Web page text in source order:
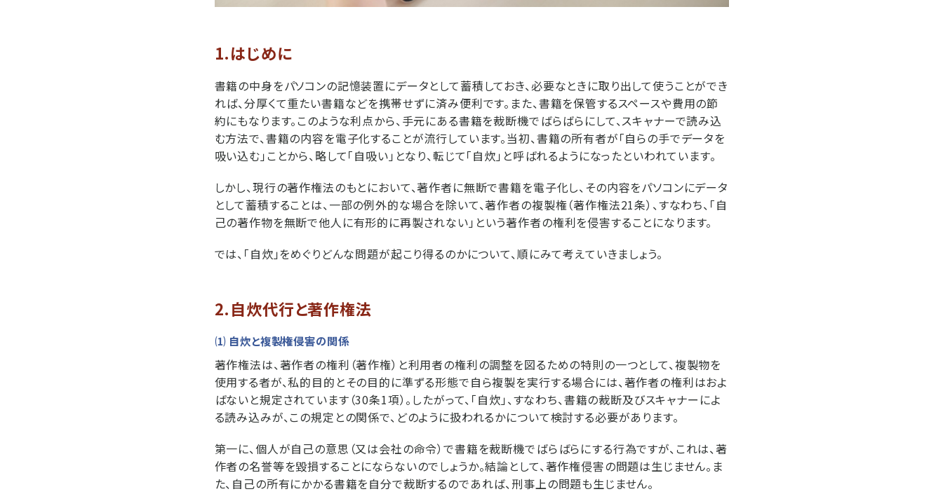
1.はじめに
書籍の中身をパソコンの記憶装置にデータとして蓄積しておき、必要なときに取り出して使うことができ
れば、分厚くて重たい書籍などを携帯せずに済み便利です。また、書籍を保管するスペースや費用の節
約にもなります。このような利点から、手元にある書籍を裁断機でばらばらにして、スキャナーで読み込
む方法で、書籍の内容を電子化することが流行しています。当初、書籍の所有者が「自らの手でデータを
吸い込む」ことから、略して「自吸い」となり、転じて「自炊」と呼ばれるようになったといわれています。
しかし、現行の著作権法のもとにおいて、著作者に無断で書籍を電子化し、その内容をパソコンにデータ
として蓄積することは、一部の例外的な場合を除いて、著作者の複製権（著作権法21条）、すなわち、「自
己の著作物を無断で他人に有形的に再製されない」という著作者の権利を侵害することになります。
では、「自炊」をめぐりどんな問題が起こり得るのかについて、順にみて考えていきましょう。
2.自炊代行と著作権法
⑴ 自炊と複製権侵害の関係
著作権法は、著作者の権利（著作権）と利用者の権利の調整を図るための特則の一つとして、複製物を
使用する者が、私的目的とその目的に準ずる形態で自ら複製を実行する場合には、著作者の権利はおよ
ばないと規定されています（30条1項）。したがって、「自炊」、すなわち、書籍の裁断及びスキャナーによ
る読み込みが、この規定との関係で、どのように扱われるかについて検討する必要があります。
第一に、個人が自己の意思（又は会社の命令）で書籍を裁断機でばらばらにする行為ですが、これは、著
作者の名誉等を毀損することにならないのでしょうか。結論として、著作権侵害の問題は生じません。ま
た、自己の所有にかかる書籍を自分で裁断するのであれば、刑事上の問題も生じません。